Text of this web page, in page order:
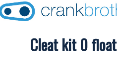
Cleat kit 0 float